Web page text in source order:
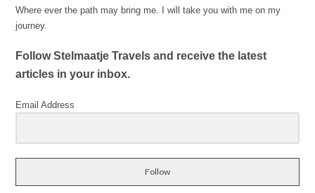
Where ever the path may bring me. I will take you with me on my
journey.
Follow Stelmaatje Travels and receive the latest
articles in your inbox.
Email Address
Follow